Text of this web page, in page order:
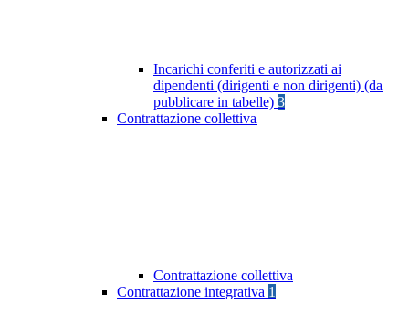
Incarichi conferiti e autorizzati ai
dipendenti (dirigenti e non dirigenti) (da
pubblicare in tabelle) 3
Contrattazione collettiva
Contrattazione collettiva
Contrattazione integrativa 1